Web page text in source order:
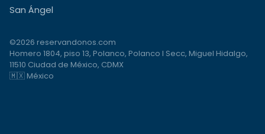
San Ángel
©2026 reservandonos.com
Homero 1804, piso 13, Polanco, Polanco I Secc, Miguel Hidalgo,
11510 Ciudad de México, CDMX
🇲🇽 México